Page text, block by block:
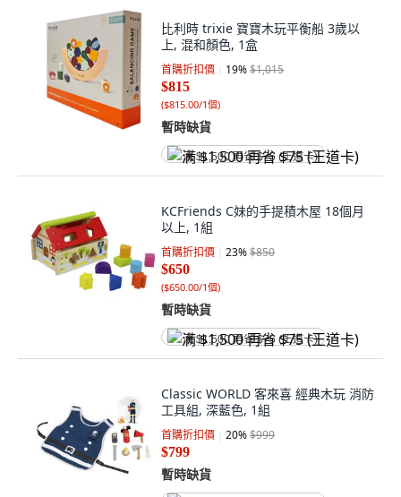
比利時 trixie 寶寶木玩平衡船 3歲以
上, 混和顏色, 1盒
首購折扣價 19%$1,015
$815
($815.00/1個)
暫時缺貨
满 $1,500 再省 $75 (王道卡)
KCFriends C妹的手提積木屋 18個月
以上, 1組
首購折扣價 23%$850
$650
($650.00/1個)
暫時缺貨
满 $1,500 再省 $75 (王道卡)
Classic WORLD 客來喜 經典木玩 消防
工具組, 深藍色, 1組
首購折扣價 20%$999
$799
暫時缺貨